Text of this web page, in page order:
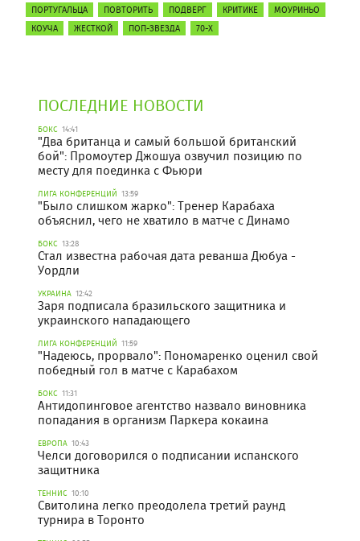
ПОРТУГАЛЬЦА
ПОВТОРИТЬ ПОДВЕРГ КРИТИКЕ
МОУРИНЬО
КОУЧА
ЖЕСТКОЙ ПОП-ЗВЕЗДА 70-Х
ПОСЛЕДНИЕ НОВОСТИ
БОКС 14:41
"Два британца и самый большой британский
бой": Промоутер Джошуа озвучил позицию по
месту для поединка с Фьюри
ЛИГА КОНФЕРЕНЦИЙ 13:59
"Было слишком жарко": Тренер Карабаха
объяснил, чего не хватило в матче с Динамо
БОКС 13:28
Стал известна рабочая дата реванша Дюбуа -
Уордли
УКРАИНА 12:42
Заря подписала бразильского защитника и
украинского нападающего
ЛИГА КОНФЕРЕНЦИЙ 11:59
"Надеюсь, прорвало": Пономаренко оценил свой
победный гол в матче с Карабахом
БОКС 11:31
Антидопинговое агентство назвало виновника
попадания в организм Паркера кокаина
ЕВРОПА 10:43
Челси договорился о подписании испанского
защитника
ТЕННИС 10:10
Свитолина легко преодолела третий раунд
турнира в Торонто